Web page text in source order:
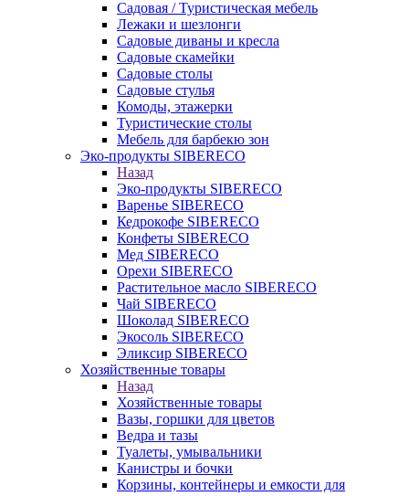
Садовая / Туристическая мебель
Лежаки и шезлонги
Садовые диваны и кресла
Садовые скамейки
Садовые столы
Садовые стулья
Комоды, этажерки
Туристические столы
Мебель для барбекю зон
Эко-продукты SIBERECO
Назад
Эко-продукты SIBERECO
Варенье SIBERECO
Кедрокофе SIBERECO
Конфеты SIBERECO
Мед SIBERECO
Орехи SIBERECO
Растительное масло SIBERECO
Чай SIBERECO
Шоколад SIBERECO
Экосоль SIBERECO
Эликсир SIBERECO
Хозяйственные товары
Назад
Хозяйственные товары
Вазы, горшки для цветов
Ведра и тазы
Туалеты, умывальники
Канистры и бочки
Корзины, контейнеры и емкости для